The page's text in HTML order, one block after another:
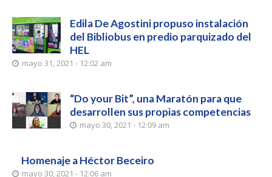
Edila De Agostini propuso instalación
del Bibliobus en predio parquizado del
HEL
mayo 31, 2021 - 12:02 am
“Do your Bit”, una Maratón para que
desarrollen sus propias competencias
mayo 30, 2021 - 12:09 am
Homenaje a Héctor Beceiro
mayo 30, 2021 - 12:06 am